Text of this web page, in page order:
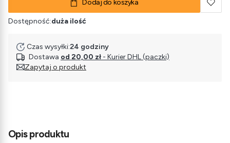
Dodaj do koszyka
Dostępność:duża ilość
Czas wysyłki:24 godziny
Dostawa od 20,00 zł - Kurier DHL (paczki)
Zapytaj o produkt
Opis produktu